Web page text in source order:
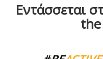
Εντάσσεται